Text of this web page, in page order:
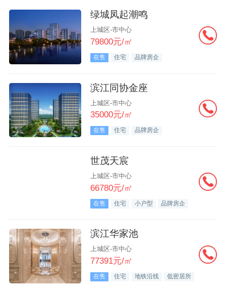
绿城凤起潮鸣
上城区-市中心
79800元/㎡
在售 住宅 品牌房企
滨江同协金座
上城区-市中心
35000元/㎡
在售 住宅 品牌房企
世茂天宸
上城区-市中心
66780元/㎡
在售 住宅 小户型 品牌房企
滨江华家池
上城区-市中心
77391元/㎡
在售 住宅 地铁沿线 低密居所